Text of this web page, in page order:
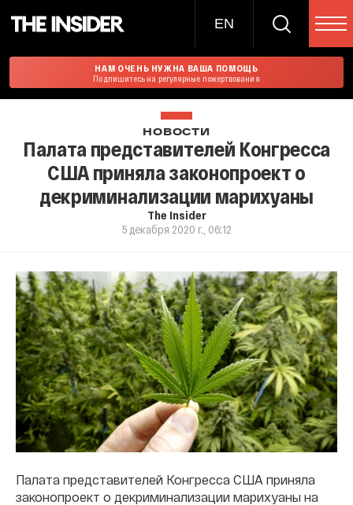
EN
НАМ ОЧЕНЬ НУЖНА ВАША ПОМОЩЬ
Подпишитесь на регулярные пожертвования
НОВОСТИ
Палата представителей Конгресса
США приняла законопроект о
декриминализации марихуаны
The Insider
5 декабря 2020 г., 06:12
Палата представителей Конгресса США приняла
законопроект о декриминализации марихуаны на